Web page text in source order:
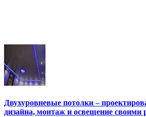
Двухуровневые потолки –
дизайна, монтаж и освещение своими